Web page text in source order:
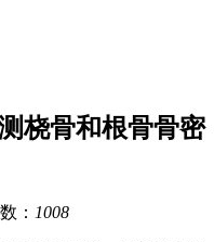
桡骨和根骨骨密
： 1008